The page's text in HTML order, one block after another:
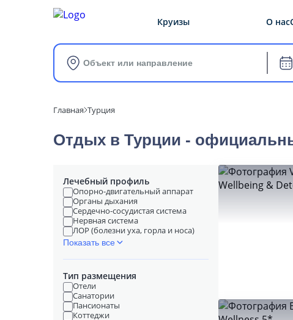
Круизы О нас
Объект или направление
Главная Турция
Отдых в Турции -
Лечебный профиль
Опорно-двигательный аппарат
Органы дыхания
Сердечно-сосудистая система
Нервная система
ЛОР (болезни уха, горла и носа)
Показать все
Тип размещения
Отели
Санатории
Пансионаты
Коттеджи